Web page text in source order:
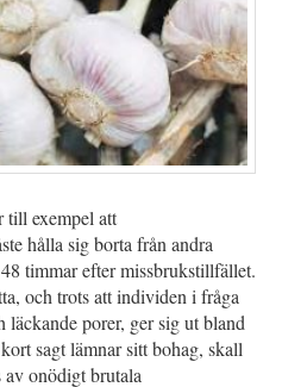
till exempel att
hålla sig borta från andra
timmar efter missbrukstillfället.
och trots att individen i fråga
läckande porer, ger sig ut bland
sagt lämnar sitt bohag, skall
av onödigt brutala